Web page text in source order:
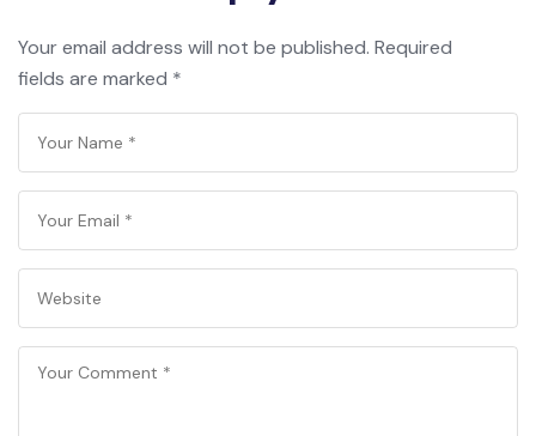
Your email address will not be published. Required
fields are marked *